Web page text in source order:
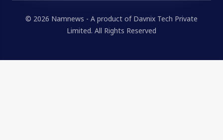
© 2026 Namnews - A product of Davnix Tech Private
Limited. All Rights Reserved